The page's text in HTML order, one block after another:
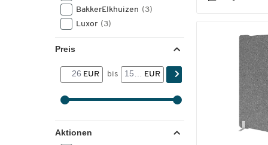
BakkerElkhuizen (3)
Luxor (3)
Preis
EUR bis EUR
Aktionen